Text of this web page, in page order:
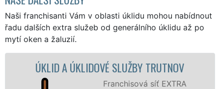
Naši franchisanti Vám v oblasti úklidu mohou nabídnout
řadu dalších extra služeb od generálního úklidu až po
mytí oken a žaluzií.
ÚKLIDOVÁ SLUŽBA A ČINNOSTI TRUTNOV
Naše společnost EXTRA